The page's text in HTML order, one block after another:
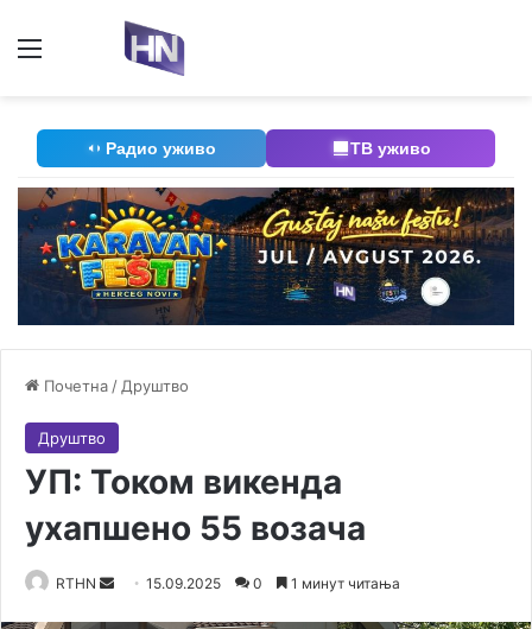
Радио уживо ТВ уживо
Почетна / Друштво
Друштво
УП: Током викенда
ухапшено 55 возача
RTHN 15.09.2025 0 1 минут читања